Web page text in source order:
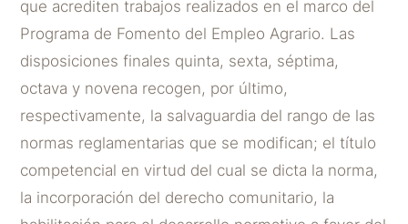
que acrediten trabajos realizados en el marco del
Programa de Fomento del Empleo Agrario. Las
disposiciones finales quinta, sexta, séptima,
octava y novena recogen, por último,
respectivamente, la salvaguardia del rango de las
normas reglamentarias que se modifican; el título
competencial en virtud del cual se dicta la norma,
la incorporación del derecho comunitario, la